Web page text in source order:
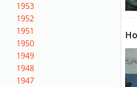
1953
1952
1951
1950
1949
1948
1947